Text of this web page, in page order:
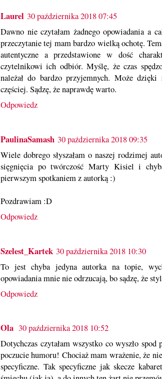
Laurel 30 października 2018 07:45
Dawno nie czytałam żadnego opowiadania a
przeczytanie tej mam bardzo wielką ochotę.
autentyczne a przedstawione w dość
czytelnikowi ich odbiór. Myślę, że czas
należał do bardzo przyjemnych. Może
częściej. Sądzę, że naprawdę warto.
Odpowiedz
PaulinaSamash 30 października 2018 09:35
Wiele dobrego słyszałam o naszej rodzimej
sięgnięcia po twórczość Marty Kisiel i
pierwszym spotkaniem z autorką :)
Pozdrawiam :D
Odpowiedz
Szelest_Kartek 30 października 2018 10:30
To jest chyba jedyna autorka na topie,
opowiadania mnie nie odrzucają, bo sądzę, że
Odpowiedz
Ola 30 października 2018 10:52
Dotychczas czytałam wszystko co wyszło
poczucie humoru! Chociaż mam wrażenie, że
specyficzne. Tak specyficzne jak skecze